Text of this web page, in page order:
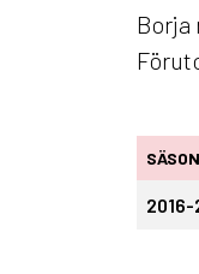
Borja
2016-